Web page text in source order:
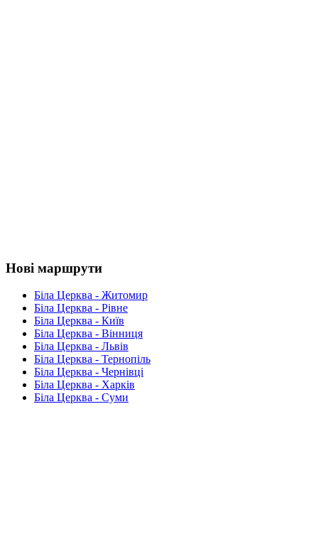
Нові маршрути
Біла Церква - Житомир
Біла Церква - Рівне
Біла Церква - Київ
Біла Церква - Вінниця
Біла Церква - Львів
Біла Церква - Тернопіль
Біла Церква - Чернівці
Біла Церква - Харків
Біла Церква - Суми